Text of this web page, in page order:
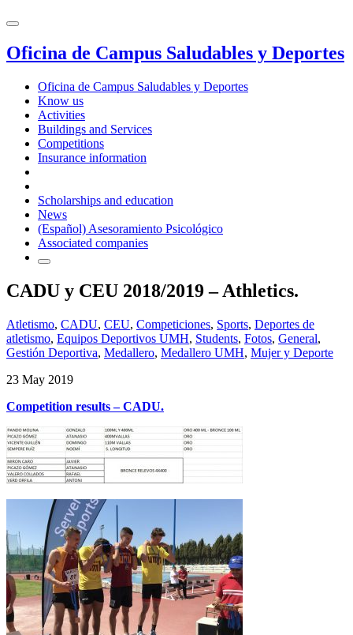
Oficina de Campus Saludables y Deportes
Oficina de Campus Saludables y Deportes
Know us
Activities
Buildings and Services
Competitions
Insurance information
Scholarships and education
News
(Español) Asesoramiento Psicológico
Associated companies
CADU y CEU 2018/2019 – Athletics.
Atletismo, CADU, CEU, Competiciones, Sports, Deportes de
atletismo, Equipos Deportivos UMH, Students, Fotos, General,
Gestión Deportiva, Medallero, Medallero UMH, Mujer y Deporte
23 May 2019
Competition results – CADU.